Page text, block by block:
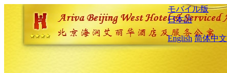
モバイル版
日本語
English 简体中文